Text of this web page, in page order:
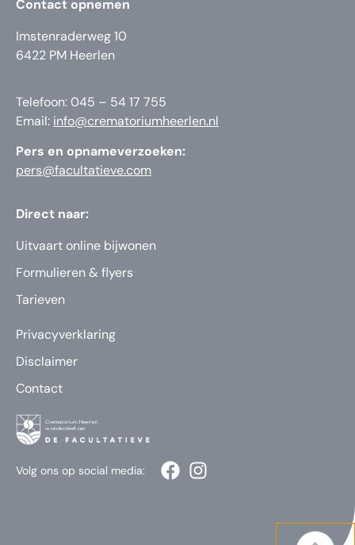
Contact opnemen
Imstenraderweg 10
6422 PM Heerlen
Telefoon: 045 – 54 17 755
Email: info@crematoriumheerlen.nl
Pers en opnameverzoeken:
pers@facultatieve.com
Direct naar:
Uitvaart online bijwonen
Formulieren & flyers
Tarieven
Privacyverklaring
Disclaimer
Contact
Volg ons op social media: